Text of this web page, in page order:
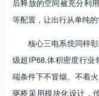
后释放的空间被充分利
等配置，让出行从单纯的
核心三电系统同样
级超IP68.体积密度行业
端条件下不冒烟、不着
驱桥采用模块化设计，